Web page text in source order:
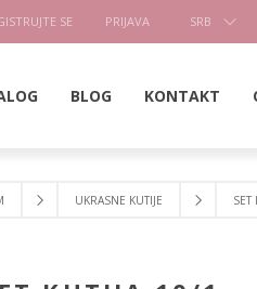
SE PRIJAVA SRB
BLOG KONTAKT
UKRASNE KUTIJE SET